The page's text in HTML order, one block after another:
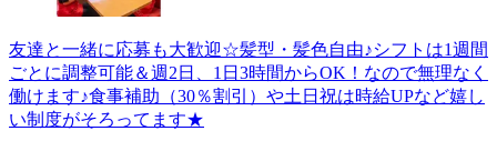
友達と一緒に応募も大歓迎☆髪型・髪色自由♪シフトは1週間
ごとに調整可能＆週2日、1日3時間からOK！なので無理なく
働けます♪食事補助（30％割引）や土日祝は時給UPなど嬉し
い制度がそろってます★